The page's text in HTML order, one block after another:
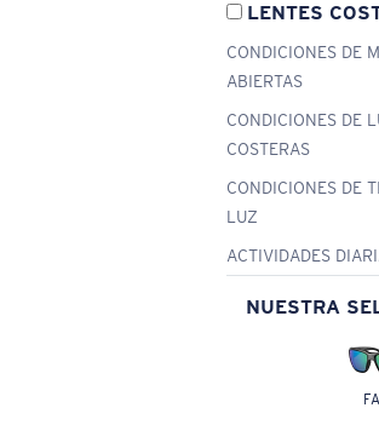
LENTES
CONDICIONES DE
ABIERTAS
CONDICIONES DE
COSTERAS
CONDICIONES DE
LUZ
ACTIVIDADES
NUESTRA